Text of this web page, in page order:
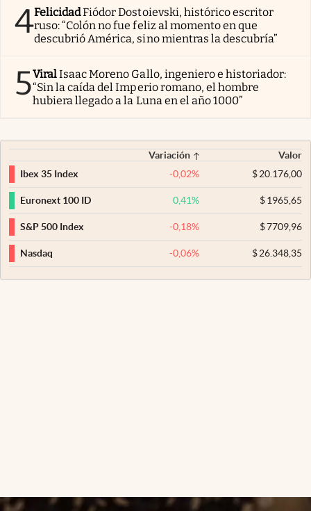
4FelicidadFiódor Dostoievski, histórico escritor
ruso: “Colón no fue feliz al momento en que
descubrió América, sino mientras la descubría”
5ViralIsaac Moreno Gallo, ingeniero e historiador:
“Sin la caída del Imperio romano, el hombre
hubiera llegado a la Luna en el año 1000”
Variación
Valor
Ibex 35 Index
-0,02% $20.176,00
Euronext 100 ID 0,41% $1965,65
S&P 500 Index -0,18% $7709,96
Nasdaq -0,06% $26.348,35